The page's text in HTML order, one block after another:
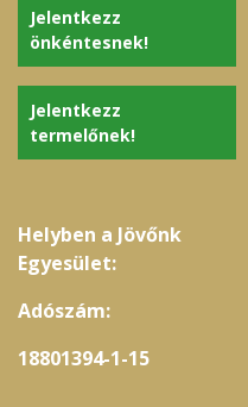
Jelentkezz
önkéntesnek!
Jelentkezz
termelőnek!
Helyben a Jövőnk
Egyesület:
Adószám:
18801394-1-15